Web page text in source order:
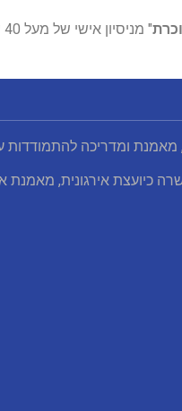
" מניסיון אישי של מעל 40 שנה בהתמודדות עם סוכרת
מאמנת ומדריכה להתמודדות
כיועצת אירגונית, מאמנת